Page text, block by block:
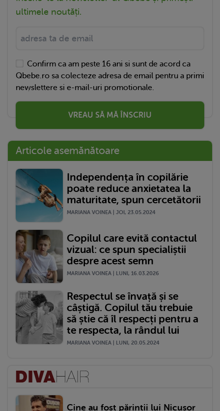
ultimele noutăți.
Confirm ca am peste 16 ani si sunt de acord ca
Qbebe.ro sa colecteze adresa de email pentru a primi
newslettere si e-mail-uri promotionale.
VREAU SĂ MĂ ÎNSCRIU
Articole asemănătoare
Independența în copilărie
poate reduce anxietatea la
maturitate, spun cercetătorii
MARIANA VOINEA | JOI, 23.05.2024
Copilul care evită contactul
vizual: ce spun specialiștii
despre acest semn
MARIANA VOINEA | LUNI, 16.03.2026
Respectul se învață și se
câștigă. Copilul tău trebuie
să știe că îl respecți pentru a
te respecta, la rândul lui
MARIANA VOINEA | LUNI, 20.05.2024
Cine au fost părinții lui Nicușor